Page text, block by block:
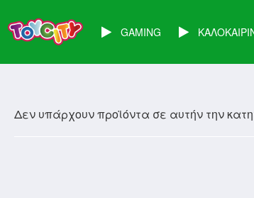
GAMING
Δεν υπάρχουν προϊόντα σε αυτήν την